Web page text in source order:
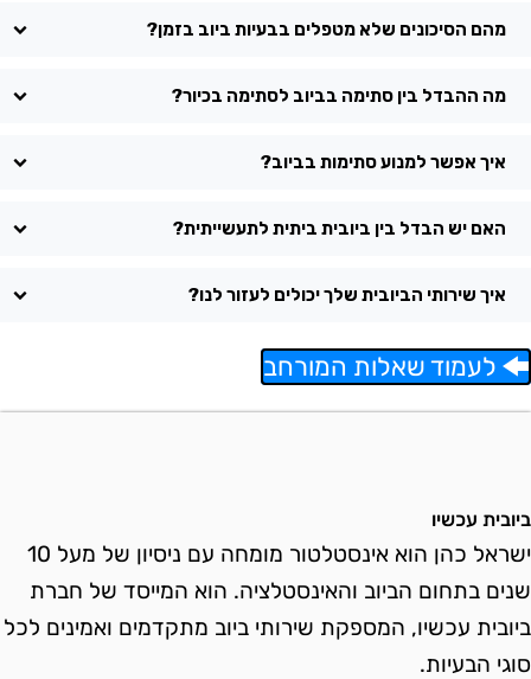
מהם הסיכונים שלא מטפלים בבעיות ביוב בזמן?
מה ההבדל בין סתימה בביוב לסתימה בכיור?
איך אפשר למנוע סתימות בביוב?
האם יש הבדל בין ביובית ביתית לתעשייתית?
איך שירותי הביובית שלך יכולים לעזור לנו?
לעמוד שאלות המורחב
עכשיו
ישראל כהן הוא אינסטלטור מומחה עם ניסיון של מעל 10
בתחום הביוב והאינסטלציה. הוא המייסד של חברת
עכשיו, המספקת שירותי ביוב מתקדמים ואמינים לכל
הבעיות.